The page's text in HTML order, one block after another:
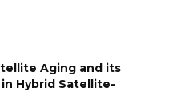
Aging and its
Hybrid Satellite-